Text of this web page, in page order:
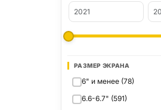
РАЗМЕР ЭКРАНА
6" и менее (78)
6.6-6.7" (591)